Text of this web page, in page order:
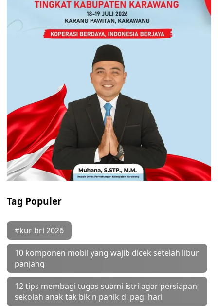
Tag Populer
#kur bri 2026
10 komponen mobil yang wajib dicek setelah libur
panjang
12 tips membagi tugas suami istri agar persiapan
sekolah anak tak bikin panik di pagi hari